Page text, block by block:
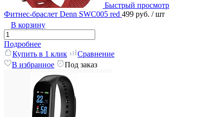
Быстрый просмотр
Фитнес-браслет Denn SWC005 red 499 руб. / шт
В корзину
Подробнее
Купить в 1 клик
Сравнение
В избранное
Под заказ